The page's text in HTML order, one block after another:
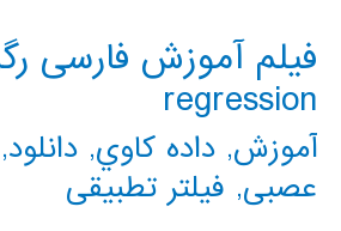
فیلم آموزش فارسی
regression
آموزش, داده كاوي, دانلود,
عصبی, فیلتر تطبیقی